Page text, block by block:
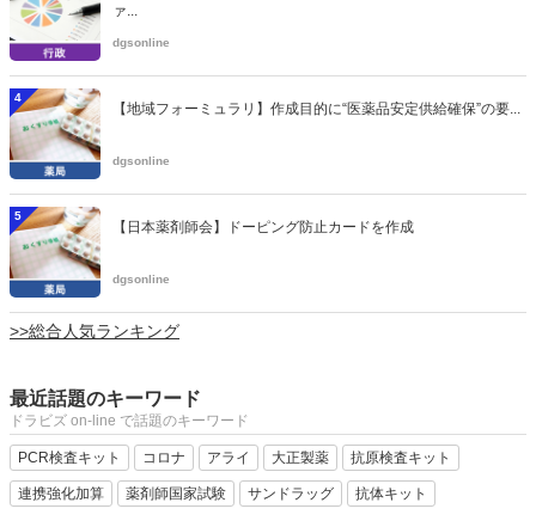
ァ...
dgsonline
4
【地域フォーミュラリ】作成目的に“医薬品安定供給確保”の要...
dgsonline
5
【日本薬剤師会】ドーピング防止カードを作成
dgsonline
>>総合人気ランキング
最近話題のキーワード
ドラビズ on-line で話題のキーワード
PCR検査キット コロナ アライ 大正製薬 抗原検査キット
連携強化加算 薬剤師国家試験 サンドラッグ 抗体キット